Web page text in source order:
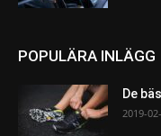
POPULÄRA INLÄGG
De
2019-